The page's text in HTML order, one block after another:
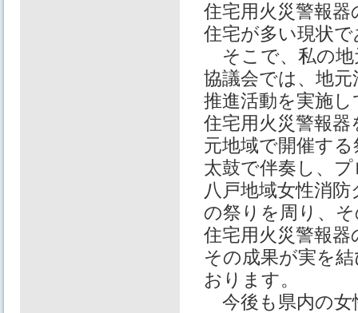
住宅用火災警報
住宅が多い現状
そこで、私の地
協議会では、地
推進活動を実施
住宅用火災警報
元地域で開催す
太鼓で伴奏し、
八戸地域女性消
の祭りを周り、
住宅用火災警報
その成果が実を
おります。
今後も県内の女